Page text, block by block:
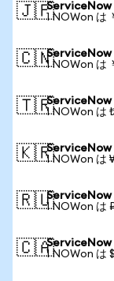
🇯🇵ServiceNow
1 NOWon は
🇨🇳ServiceNow
1 NOWon は
🇹🇷ServiceNow
1 NOWon は
🇰🇷ServiceNow
1 NOWon は
🇷🇺ServiceNow
1 NOWon は
🇨🇦ServiceNow
1 NOWon は